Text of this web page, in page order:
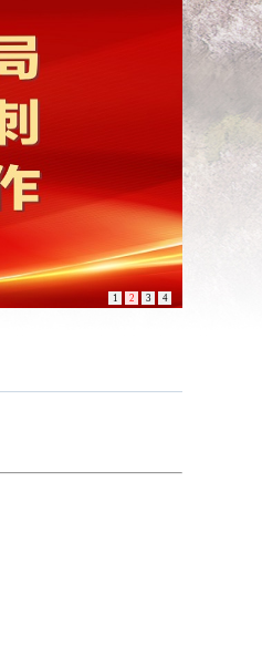
1 2 3 4